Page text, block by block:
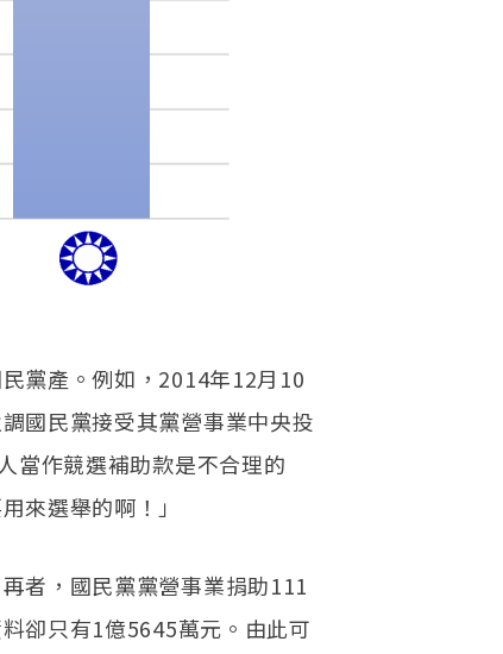
黨產。例如，2014年12月10
國民黨接受其黨營事業中央投
當作競選補助款是不合理的
來選舉的啊！」
者，國民黨黨營事業捐助111
卻只有1億5645萬元。由此可